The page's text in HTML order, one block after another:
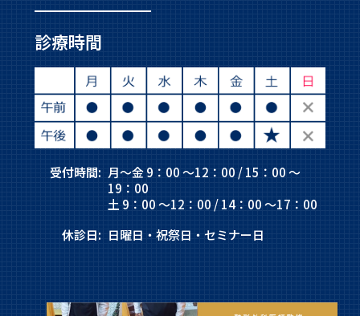
診療時間
受付時間: 月～金 9：00 ～12：00 / 15：00 ～
19：00
土 9：00 ～12：00 / 14：00 ～17：00
休診日: 日曜日・祝祭日・セミナー日